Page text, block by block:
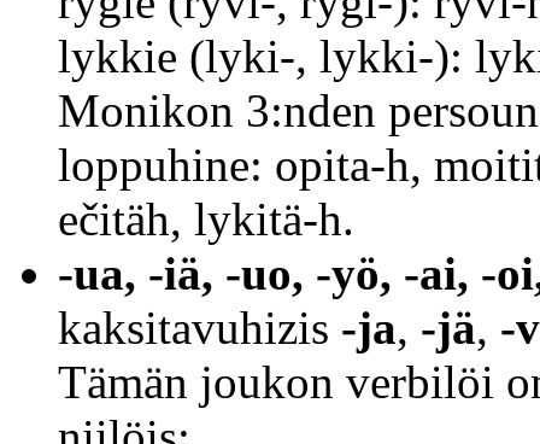
lykkie (lyki-, lykki-):
Monikon 3:nden
loppuhine: opita-h,
ečitäh, lykitä-h.
-ua, -iä, -uo, -yö, -ai, -
kaksitavuhizis -ja, -jä, -
Tämän joukon verbilöi